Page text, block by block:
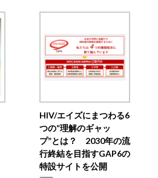
HIV/エイズにまつわる6
つの“理解のギャッ
プ”とは？ 2030年の流
行終結を目指すGAP6の
特設サイトを公開